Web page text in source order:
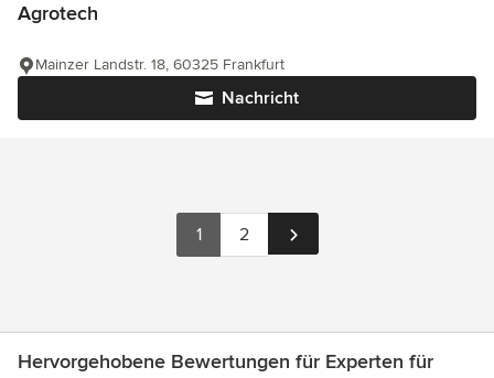
Agrotech
Nachricht
Mainzer Landstr. 18, 60325 Frankfurt
1 2
Hervorgehobene Bewertungen für Experten für